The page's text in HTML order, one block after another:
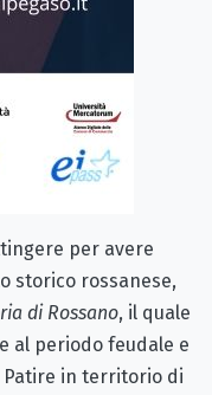
per avere
storico rossanese,
di Rossano, il quale
al periodo feudale e
Patire in territorio di